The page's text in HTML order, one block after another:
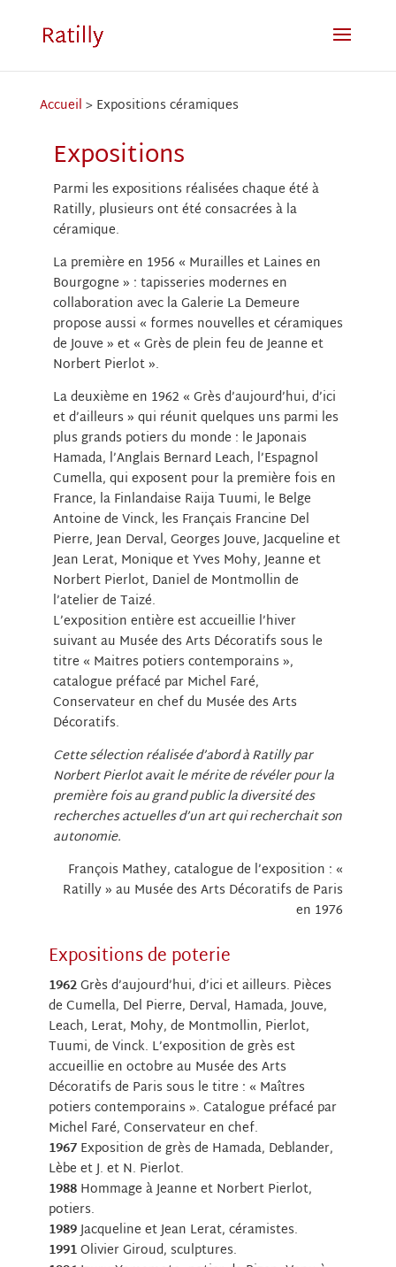
Accueil > Expositions céramiques
Expositions
Parmi les expositions réalisées chaque été à
Ratilly, plusieurs ont été consacrées à la
céramique.
La première en 1956 « Murailles et Laines en
Bourgogne » : tapisseries modernes en
collaboration avec la Galerie La Demeure
propose aussi « formes nouvelles et céramiques
de Jouve » et « Grès de plein feu de Jeanne et
Norbert Pierlot ».
La deuxième en 1962 « Grès d’aujourd’hui, d’ici
et d’ailleurs » qui réunit quelques uns parmi les
plus grands potiers du monde : le Japonais
Hamada, l’Anglais Bernard Leach, l’Espagnol
Cumella, qui exposent pour la première fois en
France, la Finlandaise Raija Tuumi, le Belge
Antoine de Vinck, les Français Francine Del
Pierre, Jean Derval, Georges Jouve, Jacqueline et
Jean Lerat, Monique et Yves Mohy, Jeanne et
Norbert Pierlot, Daniel de Montmollin de
l’atelier de Taizé.
L’exposition entière est accueillie l’hiver
suivant au Musée des Arts Décoratifs sous le
titre « Maitres potiers contemporains »,
catalogue préfacé par Michel Faré,
Conservateur en chef du Musée des Arts
Décoratifs.
Cette sélection réalisée d’abord à Ratilly par
Norbert Pierlot avait le mérite de révéler pour la
première fois au grand public la diversité des
recherches actuelles d’un art qui recherchait son
autonomie.
François Mathey, catalogue de l’exposition : «
Ratilly » au Musée des Arts Décoratifs de Paris
en 1976
Expositions de poterie
1962Grès d’aujourd’hui, d’ici et ailleurs. Pièces
de Cumella, Del Pierre, Derval, Hamada, Jouve,
Leach, Lerat, Mohy, de Montmollin, Pierlot,
Tuumi, de Vinck. L’exposition de grès est
accueillie en octobre au Musée des Arts
Décoratifs de Paris sous le titre : « Maîtres
potiers contemporains ». Catalogue préfacé par
Michel Faré, Conservateur en chef.
1967Exposition de grès de Hamada, Deblander,
Lèbe et J. et N. Pierlot.
1988Hommage à Jeanne et Norbert Pierlot,
potiers.
1989Jacqueline et Jean Lerat, céramistes.
1991Olivier Giroud, sculptures.